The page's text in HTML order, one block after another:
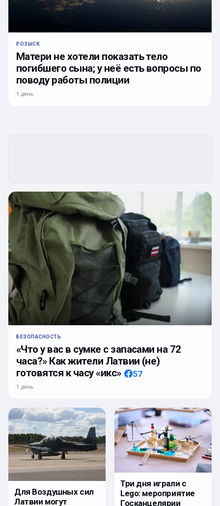
РОЗЫСК
Матери не хотели показать тело
погибшего сына; у неё есть вопросы по
поводу работы полиции
1 день
БЕЗОПАСНОСТЬ
«Что у вас в сумке с запасами на 72
часа?» Как жители Латвии (не)
готовятся к часу «икс»
57
1 день
Для Воздушных сил
Латвии могут
Три дня играли с
Lego: мероприятие
Госканцелярии